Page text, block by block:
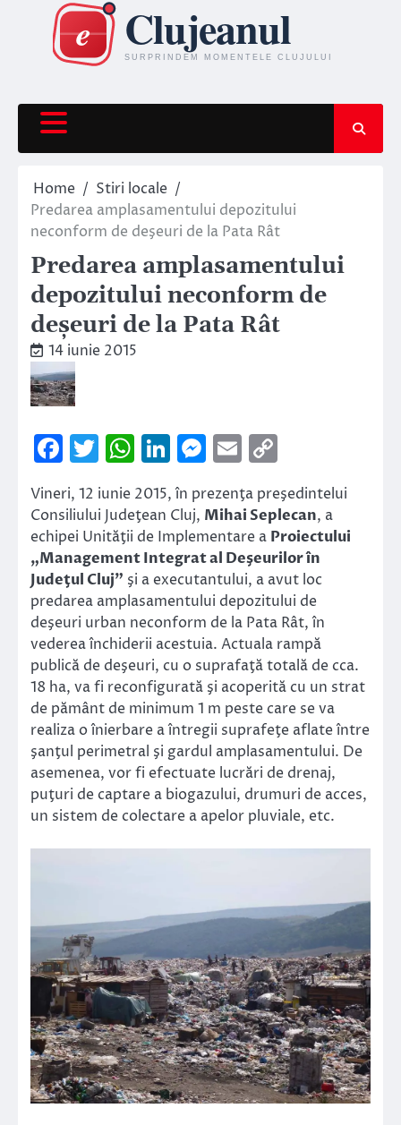
content
Home
Stiri locale
Predarea amplasamentului depozitului
neconform de deşeuri de la Pata Rât
Predarea amplasamentului
depozitului neconform de
deşeuri de la Pata Rât
14 iunie 2015
Facebook
Twitter
WhatsApp
LinkedIn
Messenger
Email
Link
Vineri, 12 iunie 2015, în prezenţa preşedintelui
Consiliului Judeţean Cluj, Mihai Seplecan, a
echipei Unităţii de Implementare a Proiectului
„Management Integrat al Deşeurilor în
Judeţul Cluj” şi a executantului, a avut loc
predarea amplasamentului depozitului de
deşeuri urban neconform de la Pata Rât, în
vederea închiderii acestuia. Actuala rampă
publică de deşeuri, cu o suprafaţă totală de cca.
18 ha, va fi reconfigurată şi acoperită cu un strat
de pământ de minimum 1 m peste care se va
realiza o înierbare a întregii suprafeţe aflate între
şanţul perimetral şi gardul amplasamentului. De
asemenea, vor fi efectuate lucrări de drenaj,
puţuri de captare a biogazului, drumuri de acces,
un sistem de colectare a apelor pluviale, etc.